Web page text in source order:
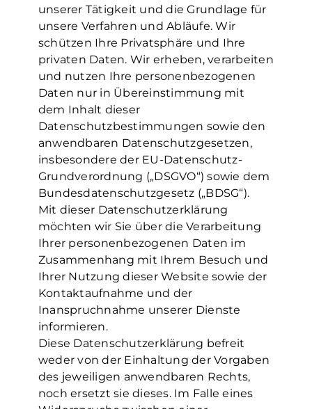
unserer Tätigkeit und die Grundlage für
unsere Verfahren und Abläufe. Wir
schützen Ihre Privatsphäre und Ihre
privaten Daten. Wir erheben, verarbeiten
und nutzen Ihre personenbezogenen
Daten nur in Übereinstimmung mit
dem Inhalt dieser
Datenschutzbestimmungen sowie den
anwendbaren Datenschutzgesetzen,
insbesondere der EU-Datenschutz-
Grundverordnung („DSGVO“) sowie dem
Bundesdatenschutzgesetz („BDSG“).
Mit dieser Datenschutzerklärung
möchten wir Sie über die Verarbeitung
Ihrer personenbezogenen Daten im
Zusammenhang mit Ihrem Besuch und
Ihrer Nutzung dieser Website sowie der
Kontaktaufnahme und der
Inanspruchnahme unserer Dienste
informieren.
Diese Datenschutzerklärung befreit
weder von der Einhaltung der Vorgaben
des jeweiligen anwendbaren Rechts,
noch ersetzt sie dieses. Im Falle eines